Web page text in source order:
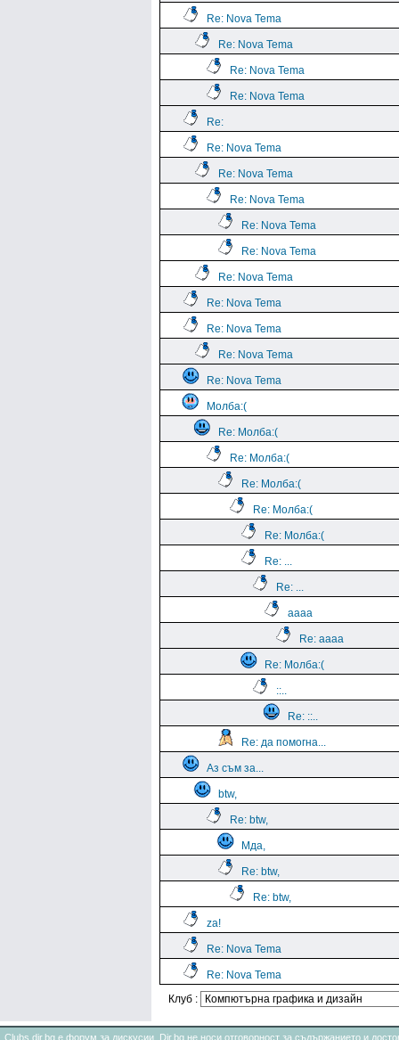
Re: Nova Tema
Re: Nova Tema
Re: Nova Tema
Re: Nova Tema
Re:
Re: Nova Tema
Re: Nova Tema
Re: Nova Tema
Re: Nova Tema
Re: Nova Tema
Re: Nova Tema
Re: Nova Tema
Re: Nova Tema
Re: Nova Tema
Re: Nova Tema
Молба:(
Re: Молба:(
Re: Молба:(
Re: Молба:(
Re: Молба:(
Re: Молба:(
Re: ...
Re: ...
aaaa
Re: aaaa
Re: Молба:(
::..
Re: ::..
Re: да помогна...
Аз съм за...
btw,
Re: btw,
Мда,
Re: btw,
Re: btw,
za!
Re: Nova Tema
Re: Nova Tema
Клуб :
Clubs.dir.bg е форум за дискусии. Dir.bg не носи отговорност за съдържанието и